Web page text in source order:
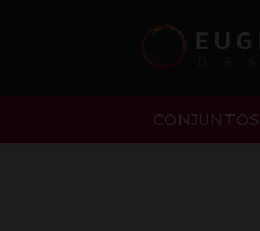
CONJUNTOS